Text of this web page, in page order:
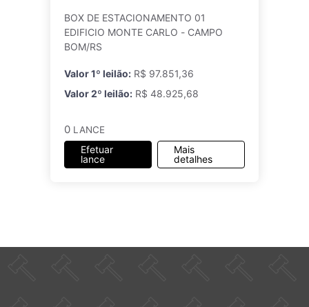
BOX DE ESTACIONAMENTO 01
EDIFICIO MONTE CARLO - CAMPO
BOM/RS
Valor 1º leilão: R$ 97.851,36
Valor 2º leilão: R$ 48.925,68
0 LANCE
Efetuar
lance
Mais
detalhes